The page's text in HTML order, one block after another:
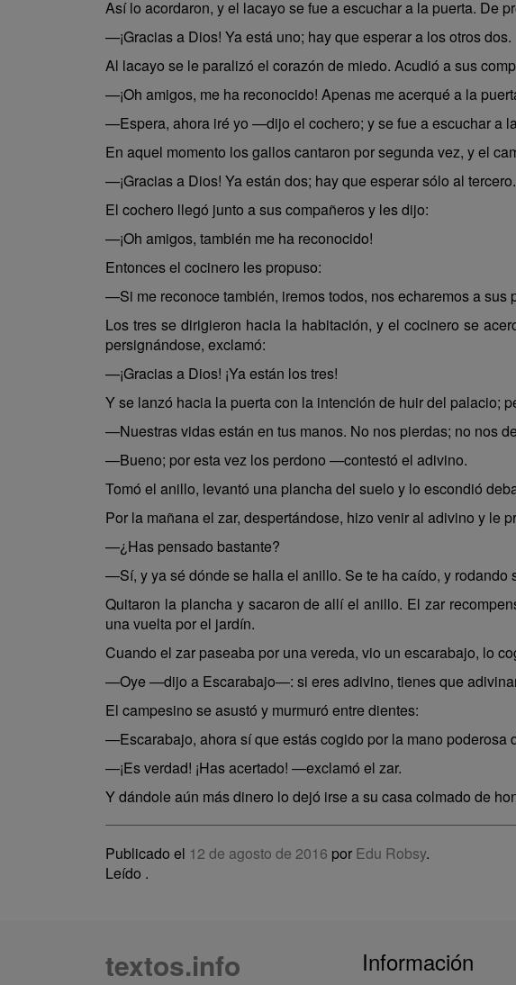
Así lo acordaron, y el lacayo se fue a escuchar a la puerta. De
—¡Gracias a Dios! Ya está uno; hay que esperar a los otros dos.
Al lacayo se le paralizó el corazón de miedo. Acudió a sus
—¡Oh amigos, me ha reconocido! Apenas me acerqué a la
—Espera, ahora iré yo —dijo el cochero; y se fue a escuchar a
En aquel momento los gallos cantaron por segunda vez, y el
—¡Gracias a Dios! Ya están dos; hay que esperar sólo al tercero.
El cochero llegó junto a sus compañeros y les dijo:
—¡Oh amigos, también me ha reconocido!
Entonces el cocinero les propuso:
—Si me reconoce también, iremos todos, nos echaremos a
Los tres se dirigieron hacia la habitación, y el cocinero se
persignándose, exclamó:
—¡Gracias a Dios! ¡Ya están los tres!
Y se lanzó hacia la puerta con la intención de huir del palacio;
—Nuestras vidas están en tus manos. No nos pierdas; no nos
—Bueno; por esta vez los perdono —contestó el adivino.
Tomó el anillo, levantó una plancha del suelo y lo escondió
Por la mañana el zar, despertándose, hizo venir al adivino y le
—¿Has pensado bastante?
—Sí, y ya sé dónde se halla el anillo. Se te ha caído, y rodando
Quitaron la plancha y sacaron de allí el anillo. El zar
una vuelta por el jardín.
Cuando el zar paseaba por una vereda, vio un escarabajo, lo
—Oye —dijo a Escarabajo—: si eres adivino, tienes que
El campesino se asustó y murmuró entre dientes:
—Escarabajo, ahora sí que estás cogido por la mano poderosa
—¡Es verdad! ¡Has acertado! —exclamó el zar.
Y dándole aún más dinero lo dejó irse a su casa colmado de
Publicado el 12 de agosto de 2016 por Edu Robsy.
Leído .
textos.info Información